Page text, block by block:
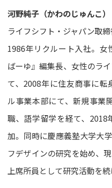
河野純子（かわのじゅんこ）
ライフシフト・ジャパン取締
1986年リクルート入社。女
ばーゆ』編集長、女性のラ
て、2008年に住友商事に転
ル事業本部にて、新規事業
職、語学留学を経て、
加。同時に慶應義塾大学大
フデザインの研究を始め、
上席所員として研究活動を続